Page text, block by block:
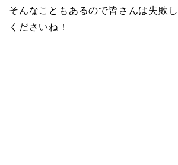
そんなこともあるので皆さんは失敗
くださいね！